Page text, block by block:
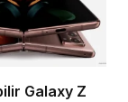
Galaxy Z